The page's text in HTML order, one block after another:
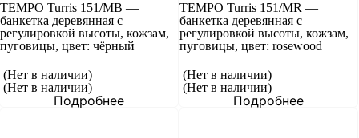
TEMPO Turris 151/MB —
банкетка деревянная с
регулировкой высоты, кожзам,
пуговицы, цвет: чёрный
(Нет в наличии)
(Нет в наличии)
Подробнее
TEMPO Turris 151/MR —
банкетка деревянная с
регулировкой высоты, кожзам,
пуговицы, цвет: rosewood
(Нет в наличии)
(Нет в наличии)
Подробнее